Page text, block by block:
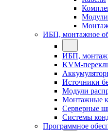
Модули
ИБП, монтажное
ИБП,
KVM-
Источники
Модули
Монтажные
Серверные
Системы
Программное